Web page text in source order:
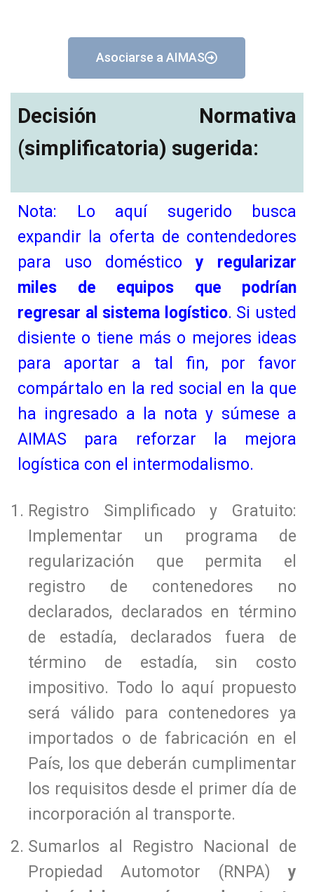
Asociarse a AIMAS
Decisión Normativa
(simplificatoria) sugerida:
Nota:
Lo aquí sugerido busca
expandir la oferta de contendedores
para uso doméstico y regularizar
miles de equipos que podrían
regresar al sistema logístico. Si usted
disiente o tiene más o mejores ideas
para aportar a tal fin, por favor
compártalo en la red social en la que
ha ingresado a la nota y súmese a
AIMAS para reforzar la mejora
logística con el intermodalismo.
Registro Simplificado y Gratuito:
Implementar un programa de
regularización que permita el
registro de contenedores no
declarados, declarados en término
de estadía, declarados fuera de
término de estadía, sin costo
impositivo. Todo lo aquí propuesto
será válido para contenedores ya
importados o de fabricación en el
País, los que deberán cumplimentar
los requisitos desde el primer día de
incorporación al transporte.
Sumarlos al Registro Nacional de
Propiedad Automotor (RNPA) y